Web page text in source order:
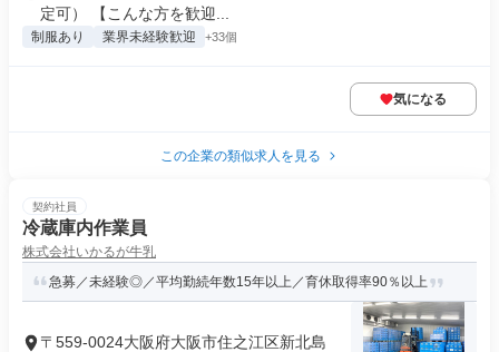
定可） 【こんな方を歓迎...
制服あり 業界未経験歓迎 +33個
気になる
この企業の類似求人を見る
契約社員
冷蔵庫内作業員
株式会社いかるが牛乳
急募／未経験◎／平均勤続年数15年以上／育休取得率90％以上
〒559-0024大阪府大阪市住之江区新北島